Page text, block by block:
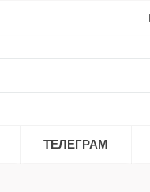
ТЕЛЕГРАМ